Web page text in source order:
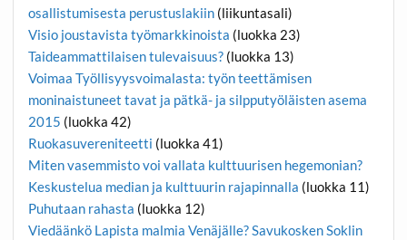
osallistumisesta perustuslakiin (liikuntasali)
Visio joustavista työmarkkinoista (luokka 23)
Taideammattilaisen tulevaisuus? (luokka 13)
Voimaa Työllisyysvoimalasta: työn teettämisen
moninaistuneet tavat ja pätkä- ja silpputyöläisten asema
2015 (luokka 42)
Ruokasuvereniteetti (luokka 41)
Miten vasemmisto voi vallata kulttuurisen hegemonian?
Keskustelua median ja kulttuurin rajapinnalla (luokka 11)
Puhutaan rahasta (luokka 12)
Viedäänkö Lapista malmia Venäjälle? Savukosken Soklin